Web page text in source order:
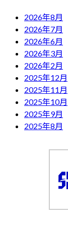
2026年8月
2026年7月
2026年6月
2026年3月
2026年2月
2025年12月
2025年11月
2025年10月
2025年9月
2025年8月